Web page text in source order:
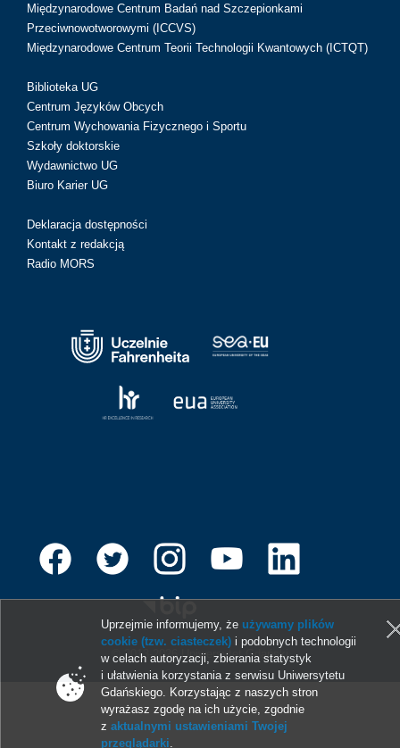
Międzynarodowe Centrum Badań nad Szczepionkami
Przeciwnowotworowymi (ICCVS)
Międzynarodowe Centrum Teorii Technologii Kwantowych (ICTQT)
Biblioteka UG
Centrum Języków Obcych
Centrum Wychowania Fizycznego i Sportu
Szkoły doktorskie
Wydawnictwo UG
Biuro Karier UG
Deklaracja dostępności
Kontakt z redakcją
Radio MORS
© 2013-2026 Uniwersytet Gdański
Uprzejmie informujemy, że używamy plików
cookie (tzw. ciasteczek) i podobnych technologii
w celach autoryzacji, zbierania statystyk
i ułatwienia korzystania z serwisu Uniwersytetu
Gdańskiego. Korzystając z naszych stron
wyrażasz zgodę na ich użycie, zgodnie
zaktualnymi ustawieniami Twojej
przeglądarki.